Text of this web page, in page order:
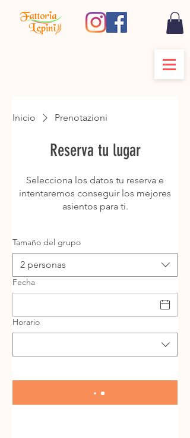
Inicio Prenotazioni
Reserva tu lugar
Selecciona los datos tu reserva e
intentaremos conseguir los mejores
asientos para ti.
Tamaño del grupo
2 personas
Fecha
Horario